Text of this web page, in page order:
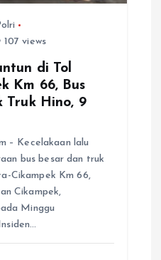
107 views
di Tol
Km 66, Bus
Truk Hino, 9
– Kecelakaan lalu
bus besar dan truk
Cikampek Km 66,
Cikampek,
Minggu